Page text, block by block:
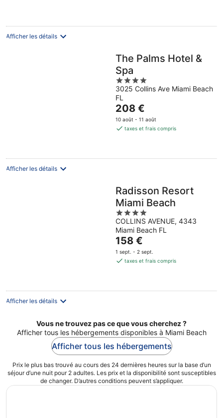
par
Afficher les détails
The Palms Hotel &
Spa
4
out
of
5
3025 Collins Ave Miami Beach
FL
Le
prix
est
par
208 €
10 août - 11 août
taxes et frais compris
Afficher les détails
Radisson Resort
Miami Beach
4
out
of
5
COLLINS AVENUE, 4343
Miami Beach FL
Le
prix
est
par
158 €
1 sept. - 2 sept.
taxes et frais compris
Afficher les détails
Vous ne trouvez pas ce que vous cherchez ?
Afficher tous les hébergements disponibles à Miami Beach
Afficher tous les hébergements
Prix le plus bas trouvé au cours des 24 dernières heures sur la base d’un
séjour d’une nuit pour 2 adultes. Les prix et la disponibilité sont susceptibles
de changer. D’autres conditions peuvent s’appliquer.